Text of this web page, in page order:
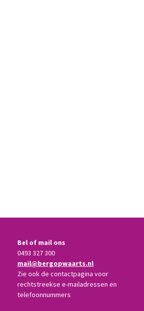
Bel of mail ons
0493 327 300
mail@bergopwaarts.nl
Zie ook de contactpagina voor
rechtstreekse e-mailadressen en
telefoonnummers